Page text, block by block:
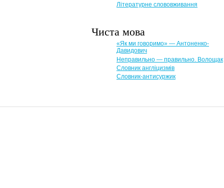
Літературне слововживання
Чиста мова
«Як ми говоримо» — Антоненко-
Давидович
Неправильно — правильно. Волощак
Словник англіцизмів
Словник-антисуржик